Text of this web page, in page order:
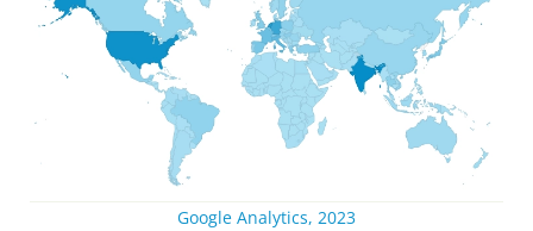
Google Analytics, 2023